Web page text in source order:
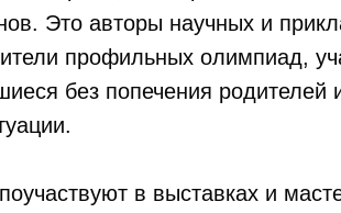
Это авторы научных и
профильных олимпиад,
без попечения родителей
в выставках и